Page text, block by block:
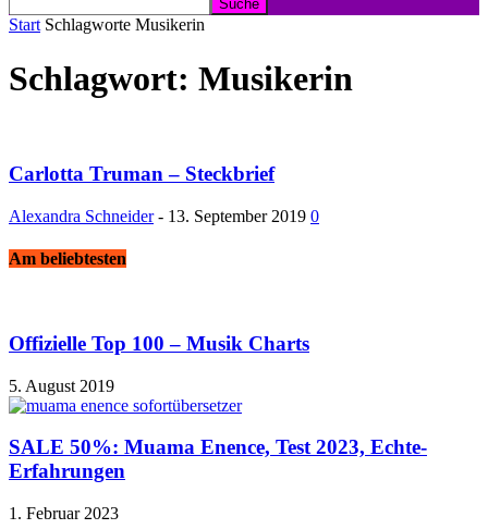
Start Schlagworte Musikerin
Schlagwort: Musikerin
Carlotta Truman – Steckbrief
Alexandra Schneider - 13. September 2019 0
Am beliebtesten
Offizielle Top 100 – Musik Charts
5. August 2019
SALE 50%: Muama Enence, Test 2023, Echte-
Erfahrungen
1. Februar 2023